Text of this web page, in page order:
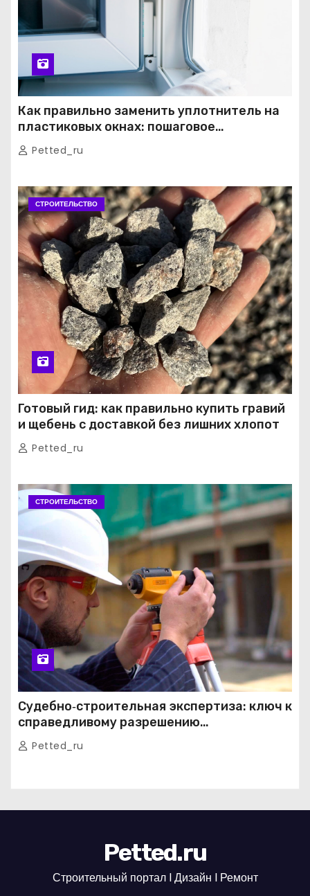
Как правильно заменить уплотнитель на
пластиковых окнах: пошаговое
руководство от экспертов
Petted_ru
СТРОИТЕЛЬСТВО
Готовый гид: как правильно купить гравий
и щебень с доставкой без лишних хлопот
Petted_ru
СТРОИТЕЛЬСТВО
Судебно‑строительная экспертиза: ключ к
справедливому разрешению
строительных споров
Petted_ru
Petted.ru
Строительный портал l Дизайн l Ремонт